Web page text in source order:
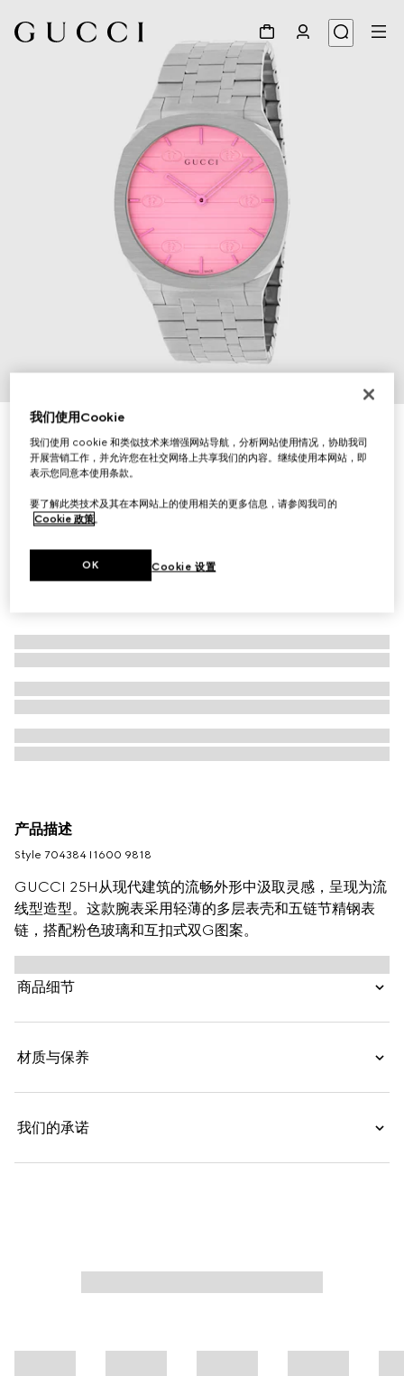
Gucci 25H系列腕表，38毫米
£1,510
产品描述
Style ‎704384 I1600 9818
GUCCI 25H从现代建筑的流畅外形中汲取灵感，呈现为流
线型造型。这款腕表采用轻薄的多层表壳和五链节精钢表
链，搭配粉色玻璃和互扣式双G图案。
商品细节
材质与保养
我们的承诺
我们使用Cookie
我们使用 cookie 和类似技术来增强网站导航，分析网站使用情况，协助我司
开展营销工作，并允许您在社交网络上共享我们的内容。继续使用本网站，即
表示您同意本使用条款。
要了解此类技术及其在本网站上的使用相关的更多信息，请参阅我司的
Cookie 政策。
Cookie 设置
OK